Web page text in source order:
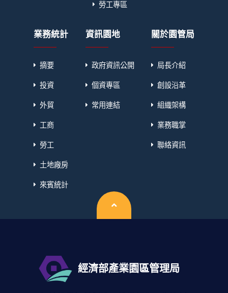
勞工專區
業務統計
摘要
投資
外貿
工商
勞工
土地廠房
來賓統計
資訊園地
政府資訊公開
個資專區
常用連結
關於園管局
局長介紹
創設沿革
組織架構
業務職掌
聯絡資訊
經濟部產業園區管理局